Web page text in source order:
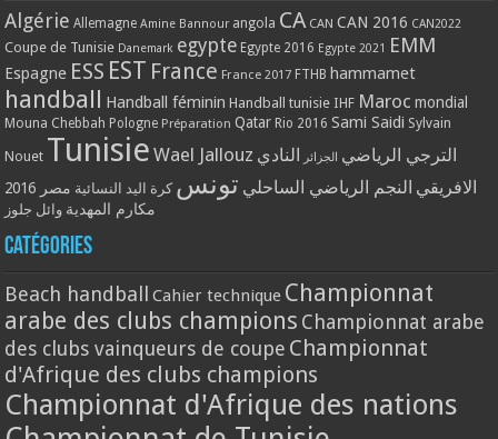
Algérie Allemagne Amine Bannour angola CA CAN CAN 2016 CAN2022
Coupe de Tunisie Danemark egypte Egypte 2016 Egypte 2021 EMM
Espagne ESS EST France France 2017 FTHB hammamet
handball Handball féminin Handball tunisie IHF Maroc mondial
Mouna Chebbah Pologne Préparation Qatar Rio 2016 Sami Saidi Sylvain
Nouet Tunisie Wael Jallouz الترجي الرياضي الجزائر النادي
الافريقي النجم الرياضي الساحلي تونس كرة اليد النسائية مصر 2016
مكارم المهدية وائل جلوز
Catégories
Beach handball Cahier technique Championnat
arabe des clubs champions Championnat arabe
des clubs vainqueurs de coupe Championnat
d'Afrique des clubs champions
Championnat d'Afrique des nations